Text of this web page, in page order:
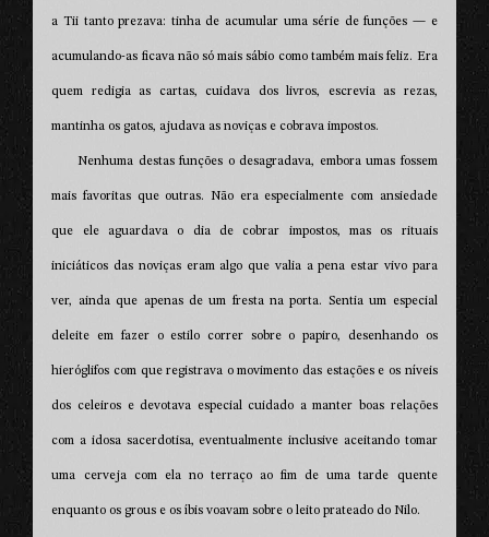
a Tii tanto prezava: tinha de acumular uma série de funções — e
acumulando-as ficava não só mais sábio como também mais feliz. Era
quem redigia as cartas, cuidava dos livros, escrevia as rezas,
mantinha os gatos, ajudava as noviças e cobrava impostos.
Nenhuma destas funções o desagradava, embora umas fossem
mais favoritas que outras. Não era especialmente com ansiedade
que ele aguardava o dia de cobrar impostos, mas os rituais
iniciáticos das noviças eram algo que valia a pena estar vivo para
ver, ainda que apenas de um fresta na porta. Sentia um especial
deleite em fazer o estilo correr sobre o papiro, desenhando os
hieróglifos com que registrava o movimento das estações e os níveis
dos celeiros e devotava especial cuidado a manter boas relações
com a idosa sacerdotisa, eventualmente inclusive aceitando tomar
uma cerveja com ela no terraço ao fim de uma tarde quente
enquanto os grous e os íbis voavam sobre o leito prateado do Nilo.